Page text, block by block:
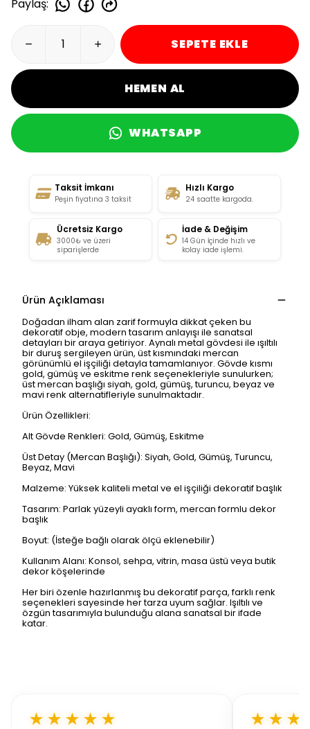
Paylaş:
SEPETE EKLE
HEMEN AL
WHATSAPP
Taksit İmkanı
Peşin fiyatına 3 taksit
Hızlı Kargo
24 saatte kargoda.
Ücretsiz Kargo
3000₺ ve üzeri
siparişlerde
İade & Değişim
14 Gün İçinde hızlı ve
kolay iade işlemi.
Ürün Açıklaması
Doğadan ilham alan zarif formuyla dikkat çeken bu
dekoratif obje, modern tasarım anlayışı ile sanatsal
detayları bir araya getiriyor. Aynalı metal gövdesi ile ışıltılı
bir duruş sergileyen ürün, üst kısmındaki mercan
görünümlü el işçiliği detayla tamamlanıyor. Gövde kısmı
gold, gümüş ve eskitme renk seçenekleriyle sunulurken;
üst mercan başlığı siyah, gold, gümüş, turuncu, beyaz ve
mavi renk alternatifleriyle sunulmaktadır.
Ürün Özellikleri:
Alt Gövde Renkleri: Gold, Gümüş, Eskitme
Üst Detay (Mercan Başlığı): Siyah, Gold, Gümüş, Turuncu,
Beyaz, Mavi
Malzeme: Yüksek kaliteli metal ve el işçiliği dekoratif başlık
Tasarım: Parlak yüzeyli ayaklı form, mercan formlu dekor
başlık
Boyut: (İsteğe bağlı olarak ölçü eklenebilir)
Kullanım Alanı: Konsol, sehpa, vitrin, masa üstü veya butik
dekor köşelerinde
Her biri özenle hazırlanmış bu dekoratif parça, farklı renk
seçenekleri sayesinde her tarza uyum sağlar. Işıltılı ve
özgün tasarımıyla bulunduğu alana sanatsal bir ifade
katar.
★★★★★